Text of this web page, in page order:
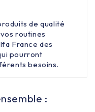
de qualité
routines
France des
pourront
besoins.
: